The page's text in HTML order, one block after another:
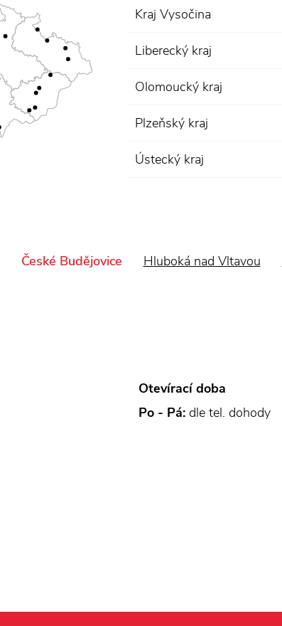
Kraj Vysočina
Liberecký kraj
Olomoucký kraj
Plzeňský kraj
Ústecký kraj
České Budějovice Hluboká nad Vltavou
Otevírací doba
Po - Pá: dle tel. dohody